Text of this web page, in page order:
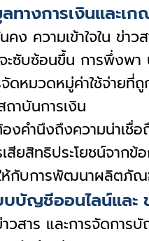
างการเงินและเ
คำนึงถึงความน่าเชื่
สียสิทธิประโยชน์จา
ห้กับการพัฒนาผลิตภัณ
คง ความเข้าใจใน ข่
ะซับซ้อนขึ้น การพึ่งพ
ดหมวดหมู่ค่าใช้จ่ายที่
าบันการเงิน
บัญชีออนไลน์และ
วสาร และการจัดกา